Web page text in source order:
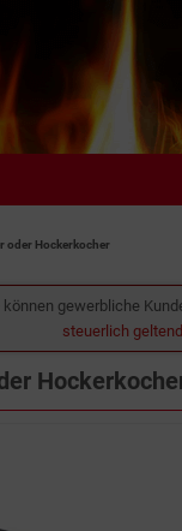
oder Hockerkocher
gewerbliche
steuerlich